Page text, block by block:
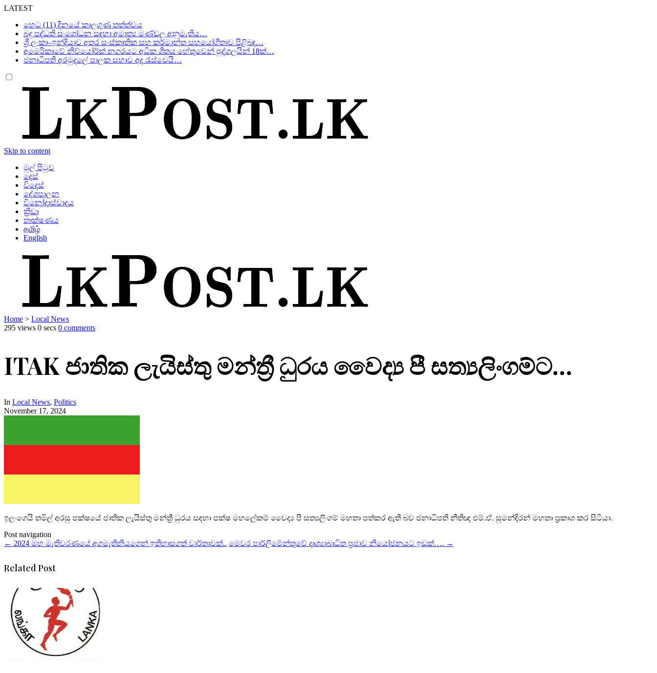
LATEST
හෙට (11) දිනයේ කාලගුණ තත්ත්වය
බදු පද්ධති සංශෝධන සඳහා අමාත්‍ය මණ්ඩල අනුමැතිය…
ශ්‍රී ලංකා–ඉන්දියාව අතර සංස්කෘතික සහ කර්මාන්ත සහයෝගීතාව පිළිබඳ…
අමෙරිකාවේ නිව්යෝර්ක් නගරයට අධික ශීතය හේතුවෙන් පුද්ගලයින් 18ක්…
ජනාධිපති අරමුදලේ පාලක සභාව අද රැස්වෙයි…
Skip to content
මුල් පිටුව
දෙස්
විදෙස්
දේශපාලන
විනෝදාස්වාදය
ක්‍රීඩා
තාක්ෂණය
தமிழ்
English
Home > Local News
295 views 0 secs 0 comments
ITAK ජාතික ලැයිස්තු මන්ත්‍රී ධුරය වෛද්‍ය පී සත්‍යලිංගම්ට…
In Local News, Politics
November 17, 2024
ඉලංගෙයි තමිල් අරසු පක්ෂයේ ජාතික ලැයිස්තු මන්ත්‍රී ධුරය සඳහා පක්ෂ මහලේකම් වෛද්‍ය පී සත්‍යලිංගම් මහතා පත්කර ඇති බව ජනාධිපති නීතිඥ එම්.ඒ. සුමන්දිරන් මහතා ප්‍රකාශ කර සිටියා.
Post navigation
← 2024 මහ මැතිවරණයේ අගමැතිනියගෙන් ඉතිහාසගත් වාර්තාවක්.. මෙවර පාර්ලිමේන්තුවේ දෘශ්‍යාබාධිත ප්‍රජාව නියෝජනයට ඉඩක්…. →
Related Post